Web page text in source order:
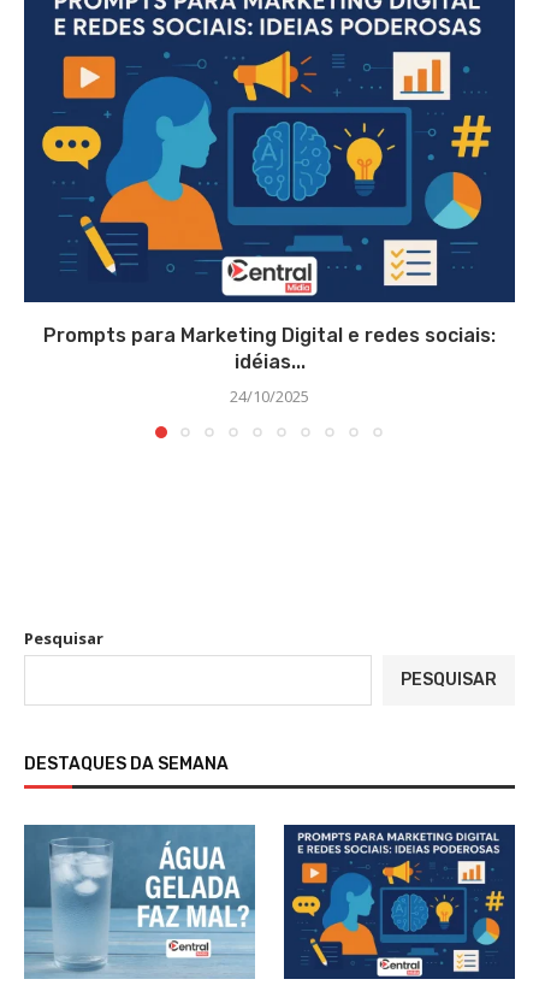
Prompts para Marketing Digital e redes sociais:
idéias...
24/10/2025
Pesquisar
PESQUISAR
DESTAQUES DA SEMANA